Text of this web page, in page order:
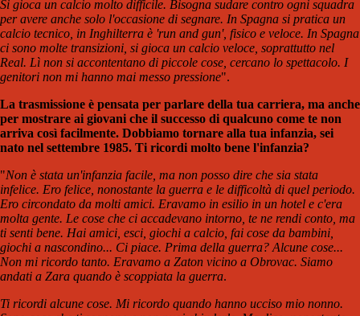
Si gioca un calcio molto difficile. Bisogna sudare contro ogni squadra
per avere anche solo l'occasione di segnare. In Spagna si pratica un
calcio tecnico, in Inghilterra è 'run and gun', fisico e veloce. In Spagna
ci sono molte transizioni, si gioca un calcio veloce, soprattutto nel
Real. Lì non si accontentano di piccole cose, cercano lo spettacolo. I
genitori non mi hanno mai messo pressione".
La trasmissione è pensata per parlare della tua carriera, ma anche
per mostrare ai giovani che il successo di qualcuno come te non
arriva così facilmente. Dobbiamo tornare alla tua infanzia, sei
nato nel settembre 1985. Ti ricordi molto bene l'infanzia?
"Non è stata un'infanzia facile, ma non posso dire che sia stata
infelice. Ero felice, nonostante la guerra e le difficoltà di quel periodo.
Ero circondato da molti amici. Eravamo in esilio in un hotel e c'era
molta gente. Le cose che ci accadevano intorno, te ne rendi conto, ma
ti senti bene. Hai amici, esci, giochi a calcio, fai cose da bambini,
giochi a nascondino... Ci piace. Prima della guerra? Alcune cose...
Non mi ricordo tanto. Eravamo a Zaton vicino a Obrovac. Siamo
andati a Zara quando è scoppiata la guerra.
Ti ricordi alcune cose. Mi ricordo quando hanno ucciso mio nonno.